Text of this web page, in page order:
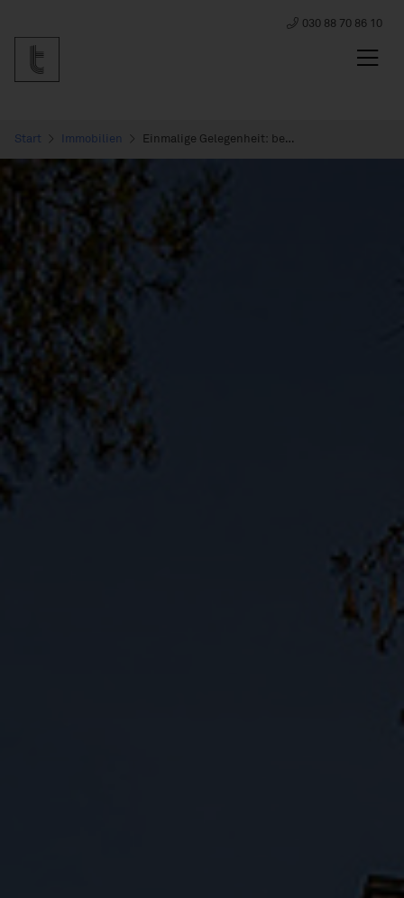
030 88 70 86 10
Start Immobilien Einmalige Gelegenheit: bezugsfreie 3-Zimmer-Altbauwohnung mit Gartennutzung in Berlin Grunewald